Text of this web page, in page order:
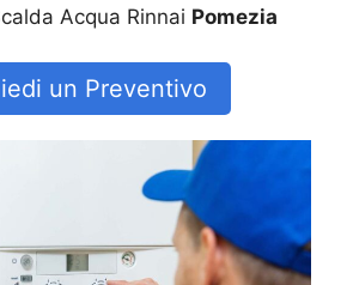
Acqua Rinnai Pomezia
un Preventivo